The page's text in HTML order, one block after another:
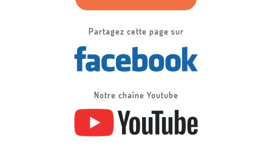
Partagez cette page sur
Notre chaîne Youtube